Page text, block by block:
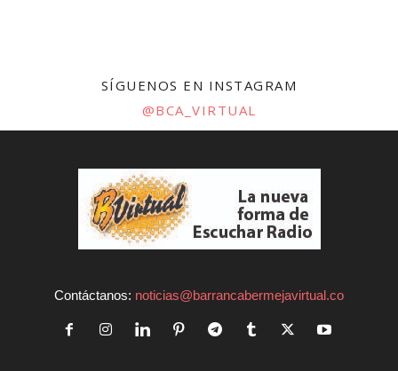
SÍGUENOS EN INSTAGRAM
@BCA_VIRTUAL
Contáctanos: noticias@barrancabermejavirtual.co